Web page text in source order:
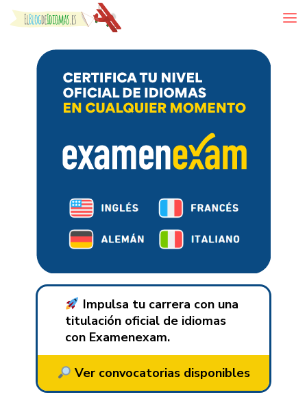
Skip to content
Impulsa tu carrera con una
titulación oficial de idiomas
con Examenexam.
Ver convocatorias disponibles